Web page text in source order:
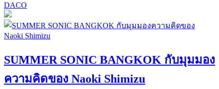
DACO
SUMMER SONIC BANGKOK กับมุมมอง
ความคิดของ Naoki Shimizu